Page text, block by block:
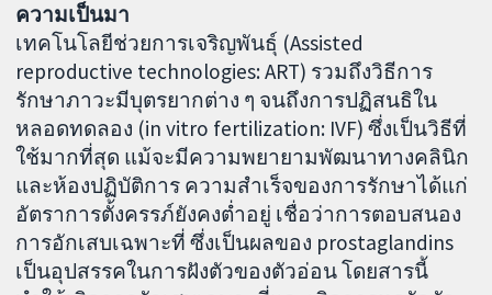
ความเป็นมา
เทคโนโลยีช่วยการเจริญพันธุ์ (Assisted
reproductive technologies: ART) รวมถึงวิธีการ
รักษาภาวะมีบุตรยากต่าง ๆ จนถึงการปฏิสนธิใน
หลอดทดลอง (in vitro fertilization: IVF) ซึ่งเป็นวิธีที่
ใช้มากที่สุด แม้จะมีความพยายามพัฒนาทางคลินิก
และห้องปฏิบัติการ ความสำเร็จของการรักษาได้แก่
อัตราการตั้งครรภ์ยังคงต่ำอยู่ เชื่อว่าการตอบสนอง
การอักเสบเฉพาะที่ ซึ่งเป็นผลของ prostaglandins
เป็นอุปสรรคในการฝังตัวของตัวอ่อน โดยสารนี้